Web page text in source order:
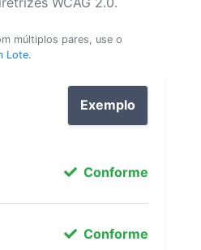
múltiplos pares, use o
Lote.
Exemplo
Conforme
Conforme